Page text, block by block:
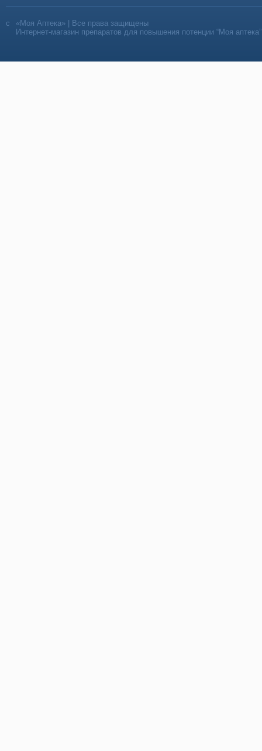
«Моя Аптека» | Все права защищены
Интернет-магазин препаратов для повышения потенции “Моя